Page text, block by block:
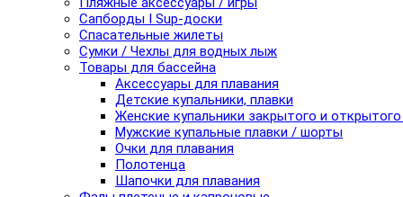
Сапборды I Sup-доски
Спасательные жилеты
Сумки / Чехлы для водных лыж
Товары для бассейна
Аксессуары для плавания
Детские купальники, плавки
Женские купальники закрытого и
Мужские купальные плавки / шорты
Очки для плавания
Полотенца
Шапочки для плавания